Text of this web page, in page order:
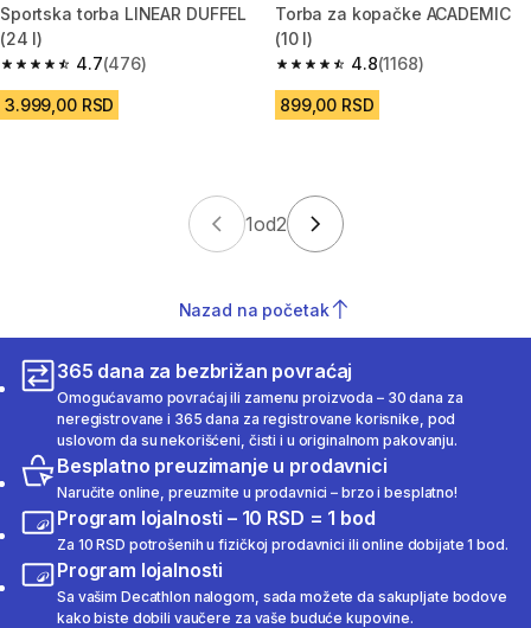
Sportska torba LINEAR DUFFEL
(24 l)
4.7
4.7 od 5 zvezdica from 476 Recenzije
(476)
3.999,00 RSD
Torba za kopačke ACADEMIC
(10 l)
4.8
4.8 od 5 zvezdica from 1168
(1168)
899,00 RSD
1od2
Nazad na početak
365 dana za bezbrižan povraćaj
Omogućavamo povraćaj ili zamenu proizvoda – 30 dana za
neregistrovane i 365 dana za registrovane korisnike, pod
uslovom da su nekorišćeni, čisti i u originalnom pakovanju.
Besplatno preuzimanje u prodavnici
Naručite online, preuzmite u prodavnici – brzo i besplatno!
Program lojalnosti – 10 RSD = 1 bod
Za 10 RSD potrošenih u fizičkoj prodavnici ili online dobijate 1 bod.
Program lojalnosti
Sa vašim Decathlon nalogom, sada možete da sakupljate bodove
kako biste dobili vaučere za vaše buduće kupovine.